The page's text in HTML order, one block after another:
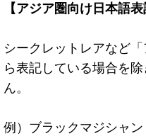
【アジア圏向け日本語
シークレットレアなど
ら表記している場合を
ん。
例）ブラックマジシャ